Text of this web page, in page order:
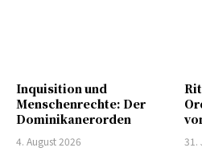
Inquisition und
Menschenrechte: Der
Dominikanerorden
4. August 2026 31.